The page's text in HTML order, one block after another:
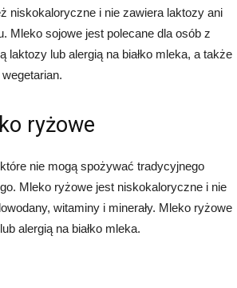
niskokaloryczne i nie zawiera laktozy ani
Mleko sojowe jest polecane dla osób z
laktozy lub alergią na białko mleka, a także
ryżowe
nie mogą spożywać tradycyjnego
Mleko ryżowe jest niskokaloryczne i nie
witaminy i minerały. Mleko ryżowe
alergią na białko mleka.